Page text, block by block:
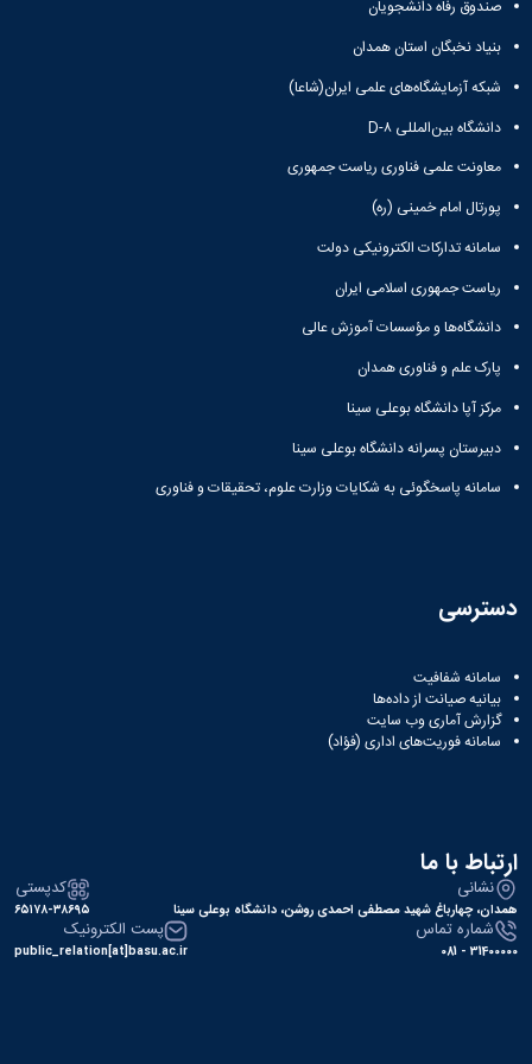
نشریات
فصلنامه
معاونت
پژوهش
فناوری
نشریه
مطالعات
فرهنگی
فهرست
نشریات
علمی
معتبر
صندوق رفاه دانشجویان
بنیاد نخبگان استان همدان
شبکه آزمایشگاه‌های علمی ایران(شاعا)
دانشگاه بین‌المللی D-۸
معاونت علمی فناوری ریاست جمهوری
پورتال امام خمینی (ره)
سامانه تدارکات الکترونیکی دولت
ریاست جمهوری اسلامی ایران
دانشگاه‌ها و مؤسسات آموزش عالی
پارک علم و فناوری همدان
مرکز آپا دانشگاه بوعلی سینا
دبیرستان پسرانه دانشگاه بوعلی سینا
سامانه پاسخگوئی به شکایات وزارت علوم، تحقیقات و فناوری
دسترسی
سامانه شفافیت
بیانیه صیانت از داده‌ها
گزارش آماری وب‌ سایت
سامانه فوریت‌های اداری (فؤاد)
ارتباط با ما
نشانی
همدان، چهارباغ شهید مصطفی احمدی روشن، دانشگاه بوعلی سینا
کدپستی
۶۵۱۷۸-۳۸۶۹۵
شماره تماس
31400000 - 081
پست الکترونیک
public_relation[at]basu.ac.ir